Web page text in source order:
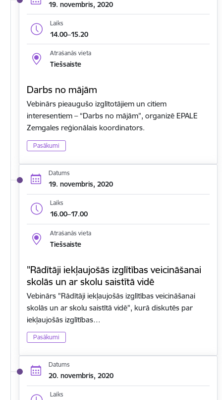
19. novembris, 2020
Laiks
14.00–15.20
Atrašanās vieta
Tiešsaiste
Darbs no mājām
Vebinārs pieaugušo izglītotājiem un citiem
interesentiem – “Darbs no mājām”, organizē EPALE
Zemgales reģionālais koordinators.
Pasākumi
Datums
19. novembris, 2020
Laiks
16.00–17.00
Atrašanās vieta
Tiešsaiste
"Rādītāji iekļaujošās izglītības veicināšanai
skolās un ar skolu saistītā vidē
Vebinārs "Rādītāji iekļaujošās izglītības veicināšanai
skolās un ar skolu saistītā vidē", kurā diskutēs par
iekļaujošās izglītības…
Pasākumi
Datums
20. novembris, 2020
Laiks